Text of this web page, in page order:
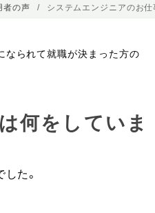
者の声 システムエンジニアのお仕
なられて就職が決まった方の
何をしていま
た。